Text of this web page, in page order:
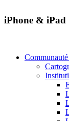
iPhone & iPad